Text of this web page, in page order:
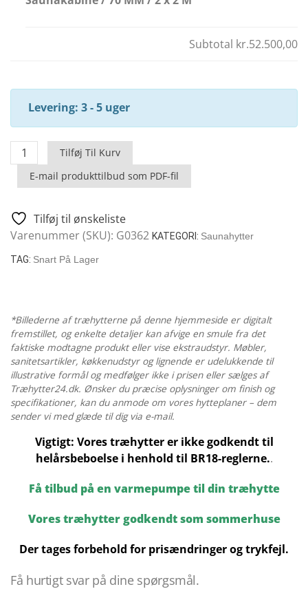
Subtotal kr.52.500,00
Levering: 3 - 5 uger
Simply
Sauna
Udendørs
Saunakabine
70
2
x
2
M
antal
Tilføj Til Kurv
E-mail produkttilbud som PDF-fil
Tilføj til ønskeliste
Varenummer (SKU): G0362 KATEGORI: Saunahytter
TAG: Snart På Lager
*Billederne af træhytterne på denne hjemmeside er digitalt
fremstillet, og enkelte detaljer kan afvige en smule fra det
faktiske modtagne produkt eller vise ekstraudstyr. Møbler,
sanitetsartikler, køkkenudstyr og lignende er udelukkende til
illustrative formål og medfølger ikke i prisen eller sælges af
Træhytter24.dk. Ønsker du præcise oplysninger om finish og
specifikationer, kan du anmode om vores hytteplaner – dem
sender vi med glæde til dig via e-mail.
Vigtigt: Vores træhytter er ikke godkendt til
helårsbeboelse i henhold til BR18-reglerne..
Få tilbud på en varmepumpe til din træhytte
Vores træhytter godkendt som sommerhuse
Der tages forbehold for prisændringer og trykfejl.
Få hurtigt svar på dine spørgsmål.